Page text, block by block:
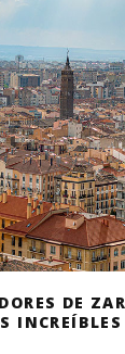
DE